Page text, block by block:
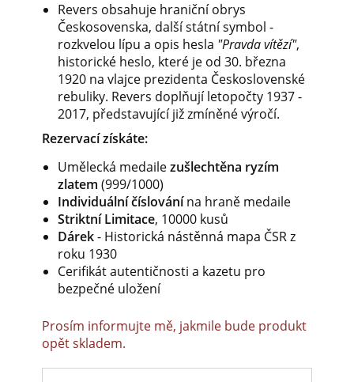
Revers obsahuje hraniční obrys
Českosovenska, další státní symbol -
rozkvelou lípu a opis hesla "Pravda vítězí",
historické heslo, které je od 30. března
1920 na vlajce prezidenta Československé
rebuliky. Revers doplňují letopočty 1937 -
2017, představující již zmíněné výročí.
Rezervací získáte:
Umělecká medailezušlechtěna ryzím
zlatem (999/1000)
Individuální číslovánína hraně medaile
Striktní Limitace, 10000 kusů
Dárek- Historická nástěnná mapa ČSR z
roku 1930
Cerifikát autentičnosti a kazetu pro
bezpečné uložení
Prosím informujte mě, jakmile bude produkt
opět skladem.